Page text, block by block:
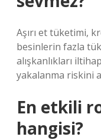
Aşırı et tüketimi,
besinlerin fazla
alışkanlıkları
yakalanma riskini
En etkili
hangisi?